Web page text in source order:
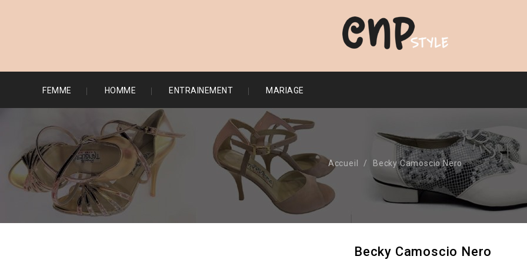
FEMME HOMME ENTRAINEMENT MARIAGE
Accueil Becky Camoscio Nero
Becky Camoscio Nero